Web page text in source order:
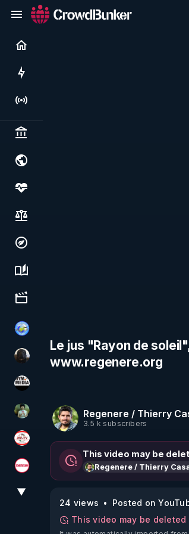
Live
Politics & institutions
Society, justice & freedoms
Economy, environment & technology
Science, history & spirituality
Culture, media & entertainment
Tonton Posture Débrief
TrueMedia
HYM.MEDIA
Sonmi-877
JSF - TV
Magazine Nexus
▼
Le jus "Rayon de
www.regenere.org
Regenere / Thierry
3.5 k subscribers
This video may be
Regenere / Thierry
24 views
Posted on
This video may be